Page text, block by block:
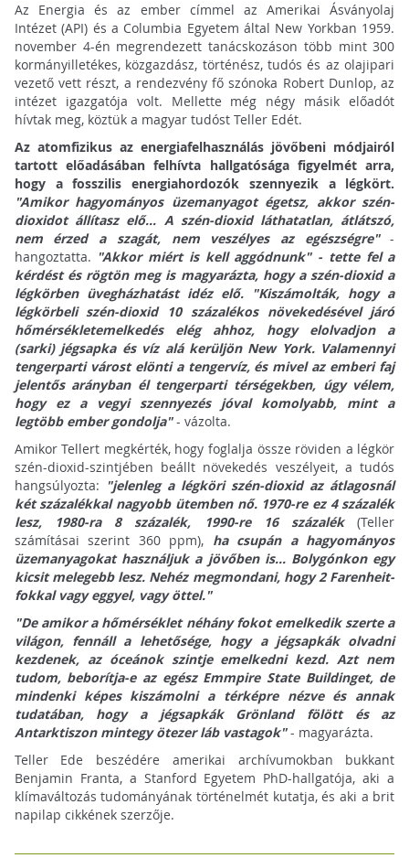
Az Energia és az ember címmel az Amerikai Ásványolaj
Intézet (API) és a Columbia Egyetem által New Yorkban 1959.
november 4-én megrendezett tanácskozáson több mint 300
kormányilletékes, közgazdász, történész, tudós és az olajipari
vezető vett részt, a rendezvény fő szónoka Robert Dunlop, az
intézet igazgatója volt. Mellette még négy másik előadót
hívtak meg, köztük a magyar tudóst Teller Edét.
Az atomfizikus az energiafelhasználás jövőbeni módjairól
tartott előadásában felhívta hallgatósága figyelmét arra,
hogy a fosszilis energiahordozók szennyezik a légkört.
"Amikor hagyományos üzemanyagot égetsz, akkor szén-
dioxidot állítasz elő... A szén-dioxid láthatatlan, átlátszó,
nem érzed a szagát, nem veszélyes az egészségre"-
hangoztatta. "Akkor miért is kell aggódnunk" - tette fel a
kérdést és rögtön meg is magyarázta, hogy a szén-dioxid a
légkörben üvegházhatást idéz elő. "Kiszámolták, hogy a
légkörbeli szén-dioxid 10 százalékos növekedésével járó
hőmérsékletemelkedés elég ahhoz, hogy elolvadjon a
(sarki) jégsapka és víz alá kerüljön New York. Valamennyi
tengerparti várost elönti a tengervíz, és mivel az emberi faj
jelentős arányban él tengerparti térségekben, úgy vélem,
hogy ez a vegyi szennyezés jóval komolyabb, mint a
legtöbb ember gondolja"- vázolta.
Amikor Tellert megkérték, hogy foglalja össze röviden a légkör
szén-dioxid-szintjében beállt növekedés veszélyeit, a tudós
hangsúlyozta: "jelenleg a légköri szén-dioxid az átlagosnál
két százalékkal nagyobb ütemben nő. 1970-re ez 4 százalék
lesz, 1980-ra 8 százalék, 1990-re 16 százalék(Teller
számításai szerint 360 ppm), ha csupán a hagyományos
üzemanyagokat használjuk a jövőben is... Bolygónkon egy
kicsit melegebb lesz. Nehéz megmondani, hogy 2 Farenheit-
fokkal vagy eggyel, vagy öttel."
"De amikor a hőmérséklet néhány fokot emelkedik szerte a
világon, fennáll a lehetősége, hogy a jégsapkák olvadni
kezdenek, az óceánok szintje emelkedni kezd. Azt nem
tudom, beborítja-e az egész Emmpire State Buildinget, de
mindenki képes kiszámolni a térképre nézve és annak
tudatában, hogy a jégsapkák Grönland fölött és az
Antarktiszon mintegy ötezer láb vastagok"- magyarázta.
Teller Ede beszédére amerikai archívumokban bukkant
Benjamin Franta, a Stanford Egyetem PhD-hallgatója, aki a
klímaváltozás tudományának történelmét kutatja, és aki a brit
napilap cikkének szerzője.